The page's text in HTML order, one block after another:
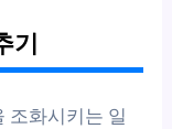
기
조화시키는 일